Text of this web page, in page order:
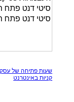
סיטי דנט פתח
סיטי דנט פתח
שעות פתיחה של
קניות באינטרנט